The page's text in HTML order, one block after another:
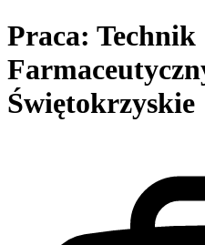
Praca: Technik
Świętokrzyskie